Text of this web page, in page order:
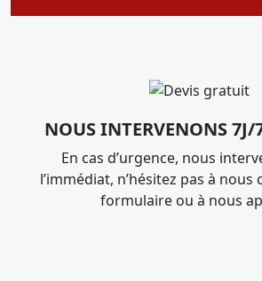
NOUS INTERVENONS 7J/
En cas d’urgence, nous
l’immédiat, n’hésitez pas à
formulaire ou à nous